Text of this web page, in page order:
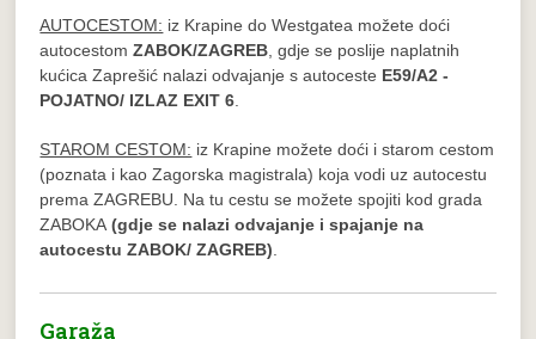
AUTOCESTOM: iz Krapine do Westgatea možete doći
autocestomZABOK/ZAGREB , gdje se poslije naplatnih
kućica Zaprešić nalazi odvajanje s autoceste E59/A2 -
POJATNO/ IZLAZ EXIT 6
STAROM CESTOM: iz Krapine možete doći i starom cestom
(poznata i kao Zagorska magistrala) koja vodi uz autocestu
prema ZAGREBU. Na tu cestu se možete spojiti kod grada
ZABOKA(gdje se nalazi odvajanje i spajanje na
autocestu ZABOK/ ZAGREB)
Garaža